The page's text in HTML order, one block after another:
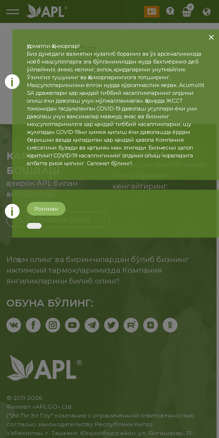
0
2026 2025
КАРЬЕРАНИ
БОШЛАШ
ҳозироқ APL билан
ҳамкорликда
APL ДУНЁДА
Бизнесни кенгайтиринг,
кенгайтиринг.
Илҳом олинг ва биринчилардан бўлиб бизнинг
ижтимоий тармоқларимизда Компания
янгиликларини билиб олинг!
ОБУНА БЎЛИНГ:
© 2011-2026
Филиал «APLGO» Ltd.
("Эй Пи Эл Гоу" компания с ограниченной ответсвенностью
согласно законодательству Республики Кипр)
Узбекистан, г. Ташкент, Юнусобод район, ул. Янгишахар, 13-
Ҳурматли Ҳамкорлар!
Биз дунёдаги вазиятни кузатиб борамиз ва ўз арсеналимизда
ноёб маҳсулотларга эга бўлганимиздан жуда бахтиёрмиз деб
ўйлаймиз, аммо, келинг, ахлоқ қоидаларини унутмайлик.
Ўзингиз тушунинг ва Ҳамкорларингизга топширинг.
Маҳсулотларимизни ёлғон нурда кўрсатмаслик керак. Acumullit
SA дражелари ҳар қандай тиббий касалликларнинг олдини
олиш ёки даволаш учун мўлжалланмаган. Ҳозирда ЖССТ
томонидан тасдиқланган COVID-19 даволаш усуллари ёки уни
даволаш учун ваксиналар мавжуд эмас ва бизнинг
маҳсулотларимизга ҳар қандай тиббий касалликларни, шу
жумладан COVID-19ни ҳимоя қилиш ёки даволашда ёрдам
беришни ваъда қиладиган ҳар қандай ҳавола Компания
сиёсатини бузади ва қатъиян ман этилади. Бизнесни ҳалол
юритинг! COVID-19 касаллигининг олдини олиш чораларига
албатта риоя қилинг. Саломат бўлинг!
Розиман